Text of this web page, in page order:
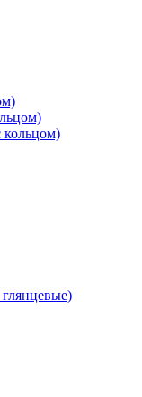
кольцом)